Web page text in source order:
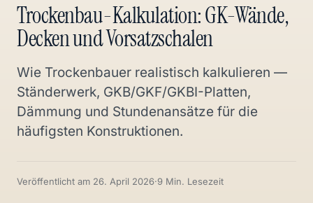
Trockenbau-Kalkulation: GK-Wände,
Decken und Vorsatzschalen
Wie Trockenbauer realistisch kalkulieren —
Ständerwerk, GKB/GKF/GKBI-Platten,
Dämmung und Stundenansätze für die
häufigsten Konstruktionen.
Veröffentlicht am 26. April 2026·9 Min. Lesezeit